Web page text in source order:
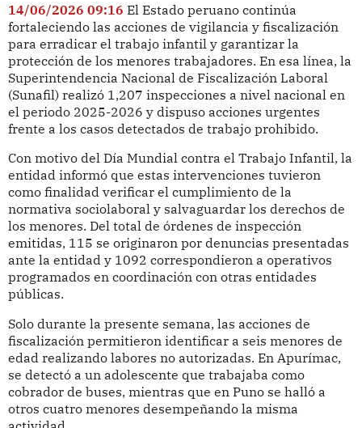
14/06/2026 09:16 El Estado peruano continúa
fortaleciendo las acciones de vigilancia y fiscalización
para erradicar el trabajo infantil y garantizar la
protección de los menores trabajadores. En esa línea, la
Superintendencia Nacional de Fiscalización Laboral
(Sunafil) realizó 1,207 inspecciones a nivel nacional en
el periodo 2025-2026 y dispuso acciones urgentes
frente a los casos detectados de trabajo prohibido.
Con motivo del Día Mundial contra el Trabajo Infantil, la
entidad informó que estas intervenciones tuvieron
como finalidad verificar el cumplimiento de la
normativa sociolaboral y salvaguardar los derechos de
los menores. Del total de órdenes de inspección
emitidas, 115 se originaron por denuncias presentadas
ante la entidad y 1092 correspondieron a operativos
programados en coordinación con otras entidades
públicas.
Solo durante la presente semana, las acciones de
fiscalización permitieron identificar a seis menores de
edad realizando labores no autorizadas. En Apurímac,
se detectó a un adolescente que trabajaba como
cobrador de buses, mientras que en Puno se halló a
otros cuatro menores desempeñando la misma